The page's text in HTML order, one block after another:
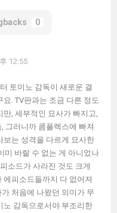
0
12:55
토미노 감독이 새로운 결
. TV판과는 조금 다른 정도
, 세부적인 묘사가 빠지고,
그러니까 콤플렉스에 빠져
보는 성격을 다르게 묘사한
미 바랄 수 없는 게 아니었나
소드가 사라진 것도 크게
에피소드들까지 다 없어져
처음에 나왔던 의미가 무
노 감독으로서야 부조리한